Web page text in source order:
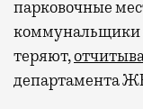
парковочные
коммунальщики
теряют,
департамента